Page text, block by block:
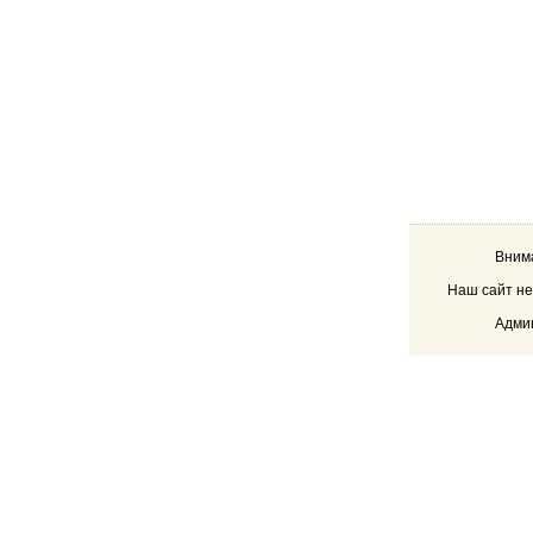
Наш сайт